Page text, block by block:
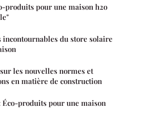
produits pour une maison h2o
incontournables du store solaire
les nouvelles normes et
en matière de construction
Éco-produits pour une maison